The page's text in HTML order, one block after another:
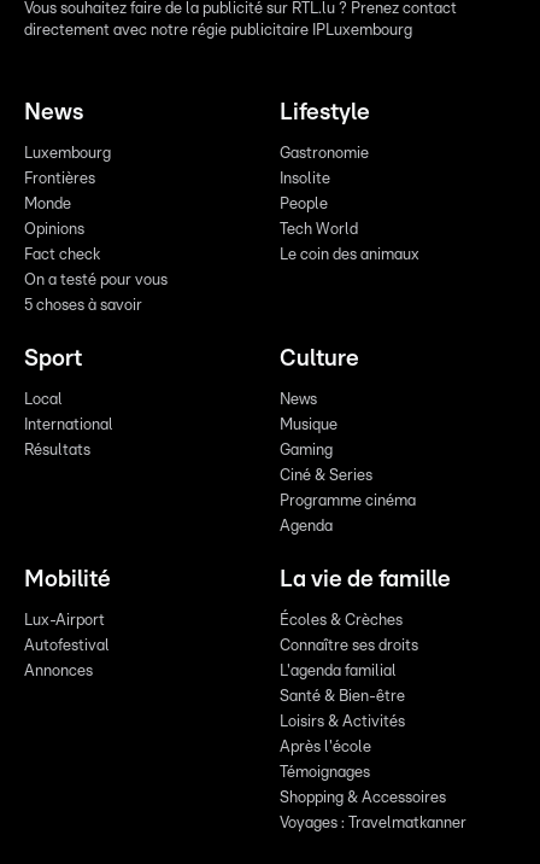
Vous souhaitez faire de la publicité sur RTL.lu ? Prenez contact
directement avec notre régie publicitaire IPLuxembourg
News
Luxembourg
Frontières
Monde
Opinions
Fact check
On a testé pour vous
5 choses à savoir
Lifestyle
Gastronomie
Insolite
People
Tech World
Le coin des animaux
Sport
Local
International
Résultats
Culture
News
Musique
Gaming
Ciné & Series
Programme cinéma
Agenda
Mobilité
Lux-Airport
Autofestival
Annonces
La vie de famille
Écoles & Crèches
Connaître ses droits
L'agenda familial
Santé & Bien-être
Loisirs & Activités
Après l'école
Témoignages
Shopping & Accessoires
Voyages : Travelmatkanner